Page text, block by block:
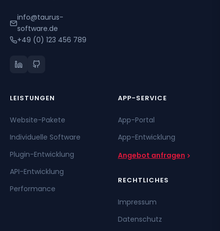
info@taurus-
software.de
+49 (0) 123 456 789
LEISTUNGEN
Website-Pakete
Individuelle Software
Plugin-Entwicklung
API-Entwicklung
Performance
APP-SERVICE
App-Portal
App-Entwicklung
Angebot anfragen
RECHTLICHES
Impressum
Datenschutz